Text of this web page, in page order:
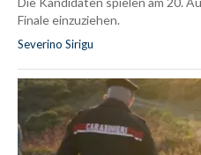
Finale einzuziehen.
Severino Sirigu